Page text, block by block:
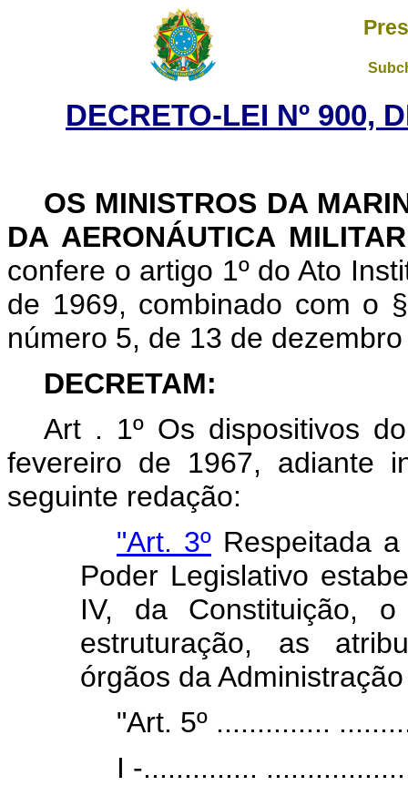
DECRETO-LEI Nº 900,
OS MINISTROS DA
DA AERONÁUTICA MILITAR
confere o artigo 1º do Ato
de 1969, combinado com o
número 5, de 13 de
DECRETAM:
Art . 1º Os dispositivos
fevereiro de 1967, adiante
seguinte redação:
"Art. 3º Respeitada
Poder Legislativo
IV, da Constituição,
estruturação, as
órgãos da
"Art. 5º ..............
I -..............